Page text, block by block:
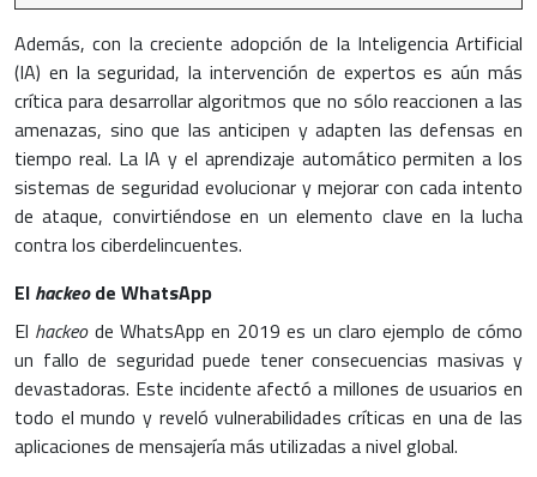
Además, con la creciente adopción de la Inteligencia Artificial
(IA) en la seguridad, la intervención de expertos es aún más
crítica para desarrollar algoritmos que no sólo reaccionen a las
amenazas, sino que las anticipen y adapten las defensas en
tiempo real. La IA y el aprendizaje automático permiten a los
sistemas de seguridad evolucionar y mejorar con cada intento
de ataque, convirtiéndose en un elemento clave en la lucha
contra los ciberdelincuentes.
El hackeode WhatsApp
El hackeode WhatsApp en 2019 es un claro ejemplo de cómo
un fallo de seguridad puede tener consecuencias masivas y
devastadoras. Este incidente afectó a millones de usuarios en
todo el mundo y reveló vulnerabilidades críticas en una de las
aplicaciones de mensajería más utilizadas a nivel global.